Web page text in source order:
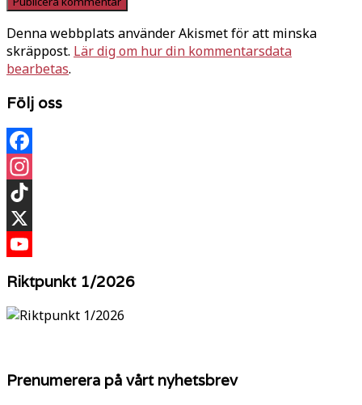
Denna webbplats använder Akismet för att minska
skräppost. Lär dig om hur din kommentarsdata
bearbetas.
Följ oss
Facebook
Instagram
TikTok
X
Riktpunkt 1/2026
Prenumerera på vårt nyhetsbrev